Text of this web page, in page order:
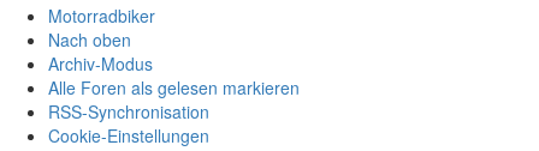
Kontakt
Motorradbiker
Nach oben
Archiv-Modus
Alle Foren als gelesen markieren
RSS-Synchronisation